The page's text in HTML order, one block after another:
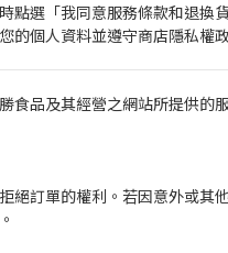
點選「我同意服務條款和退換
的個人資料並遵守商店隱私權
食品及其經營之網站所提供的
絕訂單的權利。若因意外或其